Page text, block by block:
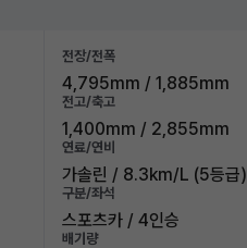
전장/전폭
4,795mm / 1,885mm
전고/축고
1,400mm / 2,855mm
연료/연비
가솔린 / 8.3km/L (5등급)
구분/좌석
스포츠카 / 4인승
배기량